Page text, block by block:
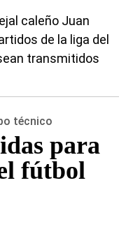
caleño Juan
de la liga del
transmitidos
técnico
para
fútbol